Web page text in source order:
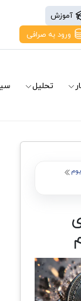
آموزش
ورود به صرافی
تحلیل